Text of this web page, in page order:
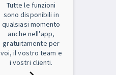
Tutte le funzioni
sono disponibili in
qualsiasi momento
anche nell'app,
gratuitamente per
voi, il vostro team e
i vostri clienti.